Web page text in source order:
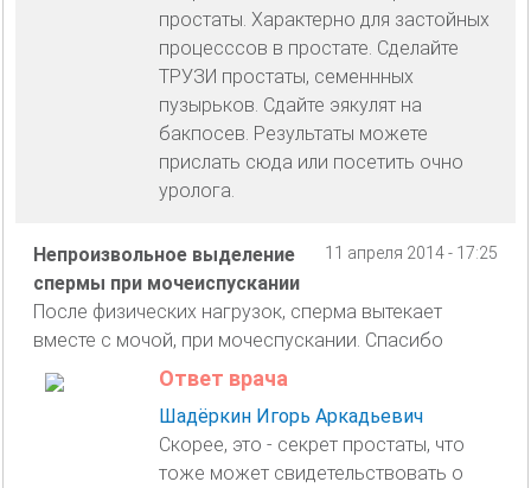
простаты. Характерно для застойных
процесссов в простате. Сделайте
ТРУЗИ простаты, семеннных
пузырьков. Сдайте эякулят на
бакпосев. Результаты можете
прислать сюда или посетить очно
уролога.
11 апреля 2014 - 17:25
Непроизвольное выделение
спермы при мочеиспускании
После физических нагрузок, сперма вытекает
вместе с мочой, при мочеспускании. Спасибо
Ответ врача
Шадёркин Игорь Аркадьевич
Скорее, это - секрет простаты, что
тоже может свидетельствовать о